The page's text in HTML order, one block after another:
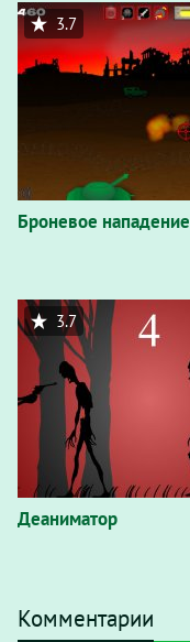
Броневое нападение
3.7
Деаниматор
3.7
Комментарии